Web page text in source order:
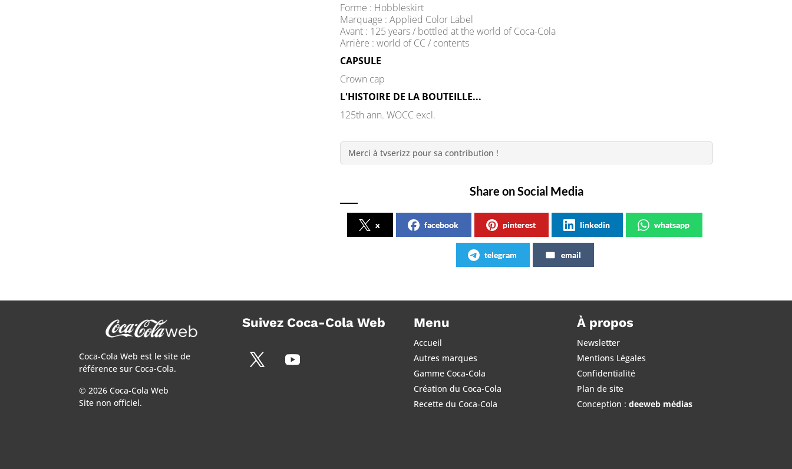
Forme : Hobbleskirt
Marquage : Applied Color Label
Avant : 125 years / bottled at the world of Coca-Cola
Arrière : world of CC / contents
CAPSULE
Crown cap
L'HISTOIRE DE LA BOUTEILLE...
125th ann. WOCC excl.
Merci à tvserizz pour sa contribution !
Share on Social Media
x facebook pinterest linkedin whatsapp
telegram email
Coca-Cola Web est le site de
référence sur Coca-Cola.
© 2026 Coca-Cola Web
Site non officiel.
Suivez Coca-Cola Web Menu
Accueil
Autres marques
Gamme Coca-Cola
Création du Coca-Cola
Recette du Coca-Cola
À propos
Newsletter
Mentions Légales
Confidentialité
Plan de site
Conception : deeweb médias